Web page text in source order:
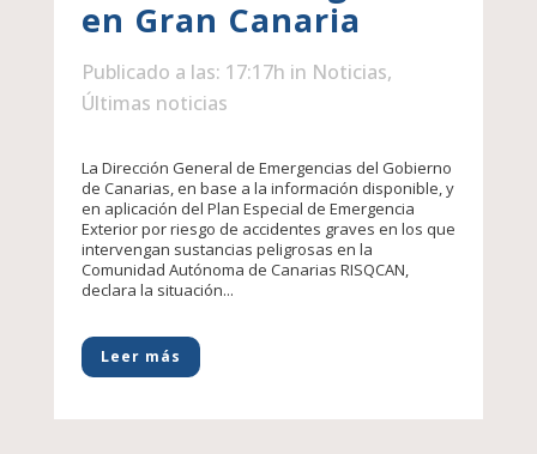
en Gran Canaria
Publicado a las: 17:17h in Noticias,
Últimas noticias
La Dirección General de Emergencias del Gobierno
de Canarias, en base a la información disponible, y
en aplicación del Plan Especial de Emergencia
Exterior por riesgo de accidentes graves en los que
intervengan sustancias peligrosas en la
Comunidad Autónoma de Canarias RISQCAN,
declara la situación...
Leer más